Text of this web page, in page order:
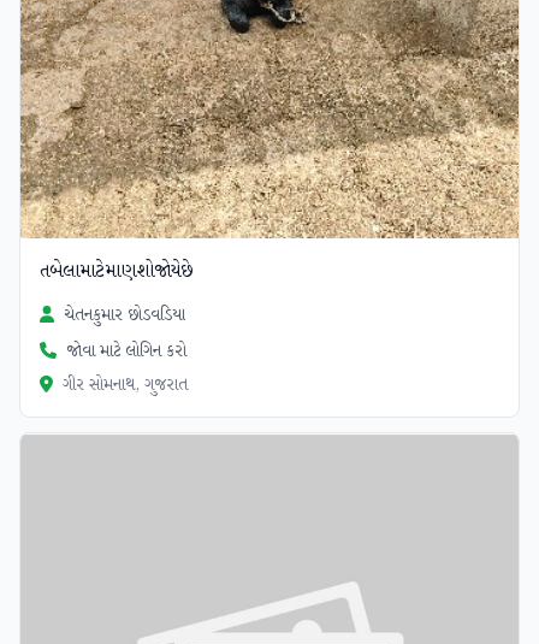
તબેલામાટેમાણશોજોયેછે
ચેતનકુમાર છોડવડિયા
જોવા માટે લોગિન કરો
ગીર સોમનાથ, ગુજરાત